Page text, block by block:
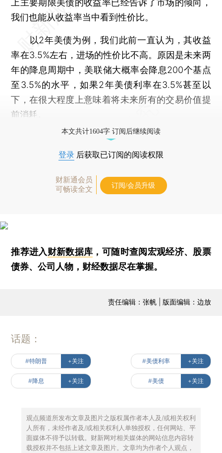
我们也能从收益率当中看到性价比。
以2年美债为例，我们此前一直认为，其收益
率在3.5%左右，进场的性价比不高。原因是未来两
年的降息周期中，美联储大概率会降息200个基点
至3.5%的水平，如果2年美债利率在3.5%甚至以
下，在很大程度上意味着将未来所有的交易价值提
前消耗。
本文共计1604字 订阅后继续阅读
登录 后获取已订阅的阅读权限
财新通会员
可畅读全文
订阅/会员升级
推荐进入财新数据库 ，可随时查阅宏观经济、股票
债券、公司人物，财经数据尽在掌握。
责任编辑：张帆 | 版面编辑：边放
话题：
#特朗普 +关注 #美债利率 +关注
#降息 +关注 #美债 +关注
观点频道所发布文章及图片之版权属作者本人及/或相关权利
人所有，未经作者及/或相关权利人单独授权，任何网站、平
面媒体不得予以转载。财新网对相关媒体的网站信息内容转
载授权并不包括上述文章及图片。文章均为作者个人观点，